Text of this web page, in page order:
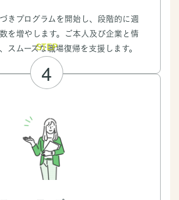
きプログラムを開始し、段階的に週
を増やします。ご本人及び企業と情
スムーズな職場復帰を支援します。
STEP
4